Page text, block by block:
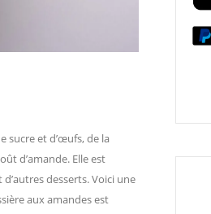
sucre et d’œufs, de la
d’amande. Elle est
desserts. Voici une
aux amandes est